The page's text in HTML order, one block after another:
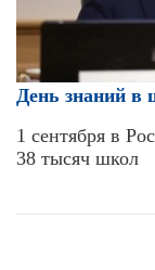
День знаний в
1 сентября в
38 тысяч школ